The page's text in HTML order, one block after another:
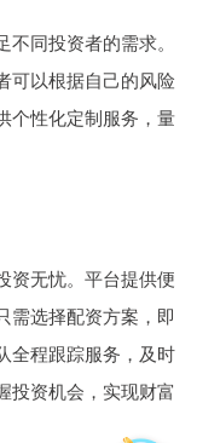
同投资者的需求。
可以根据自己的风险
个性化定制服务，量
资无忧。平台提供便
需选择配资方案，即
全程跟踪服务，及时
投资机会，实现财富